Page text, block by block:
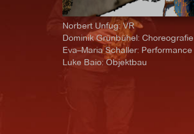
Norbert Unfug: VR
Dominik Grünbühel: Choreografie
Eva–Maria Schaller: Performance
Luke Baio: Objektbau